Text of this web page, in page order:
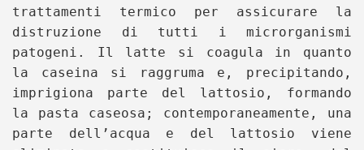
trattamenti termico per assicurare la
distruzione di tutti i microrganismi
patogeni. Il latte si coagula in quanto
la caseina si raggruma e, precipitando,
imprigiona parte del lattosio, formando
la pasta caseosa; contemporaneamente, una
parte dell’acqua e del lattosio viene